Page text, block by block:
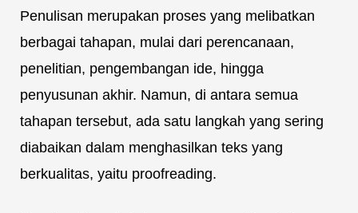
Penulisan merupakan proses yang melibatkan
berbagai tahapan, mulai dari perencanaan,
penelitian, pengembangan ide, hingga
penyusunan akhir. Namun, di antara semua
tahapan tersebut, ada satu langkah yang sering
diabaikan dalam menghasilkan teks yang
berkualitas, yaitu proofreading.